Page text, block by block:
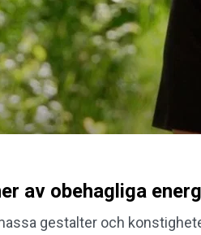
av obehagliga
gestalter och